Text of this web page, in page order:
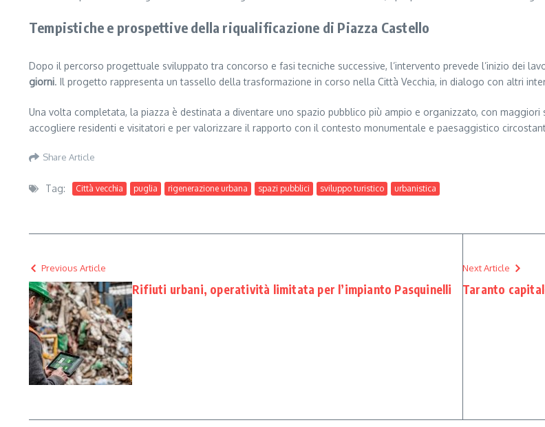
Tempistiche e prospettive della riqualificazione di Piazza Castello
Dopo il percorso progettuale sviluppato tra concorso e fasi tecniche successive, l’intervento prevede l’inizio dei
giorni. Il progetto rappresenta un tassello della trasformazione in corso nella Città Vecchia, in dialogo con altri
Una volta completata, la piazza è destinata a diventare uno spazio pubblico più ampio e organizzato, con
accogliere residenti e visitatori e per valorizzare il rapporto con il contesto monumentale e paesaggistico
Share Article
Tag: Città vecchia puglia rigenerazione urbana spazi pubblici sviluppo turistico urbanistica
Previous Article
Rifiuti urbani, operatività limitata per l’impianto Pasquinelli
Next Article
Taranto